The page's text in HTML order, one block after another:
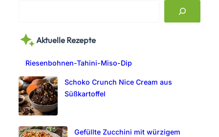
r
Aktuelle Rezepte
Riesenbohnen-Tahini-Miso-Dip
Schoko Crunch Nice Cream aus
Süßkartoffel
Gefüllte Zucchini mit würzigem